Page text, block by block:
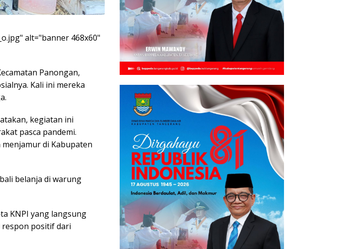
alt="banner 468x60"
Panongan,
Kali ini mereka
kegiatan ini
pasca pandemi.
di Kabupaten
belanja di warung
KNPI yang langsung
positif dari